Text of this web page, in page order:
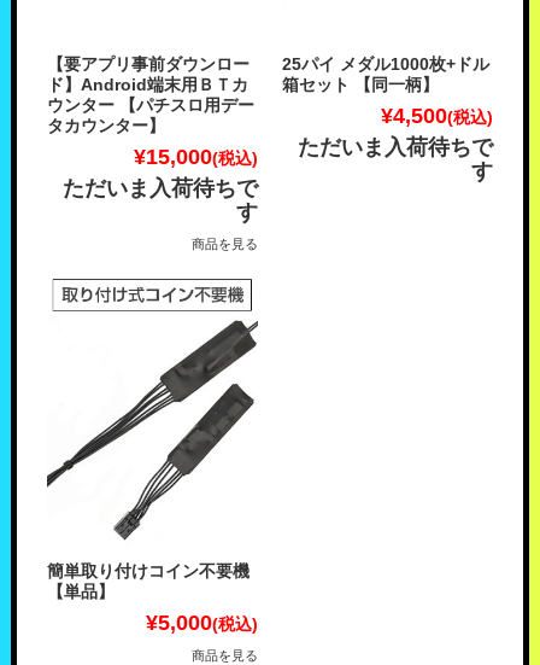
【要アプリ事前ダウンロー
ド】Android端末用ＢＴカ
ウンター 【パチスロ用デー
タカウンター】
¥15,000(税込)
ただいま入荷待ちで
す
商品を見る
25パイ メダル1000枚+ドル
箱セット 【同一柄】
¥4,500(税込)
ただいま入荷待ちで
す
簡単取り付けコイン不要機
【単品】
¥5,000(税込)
商品を見る